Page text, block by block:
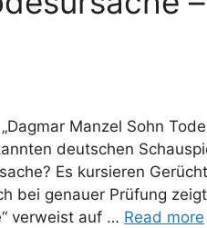
Manzel Sohn
deutschen
Es kursieren
bei genauer Prüfung
verweist auf … Read more